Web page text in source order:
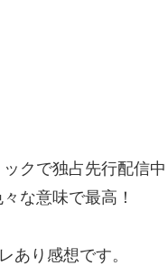
クで独占先行配信中
な意味で最高！
あり感想です。